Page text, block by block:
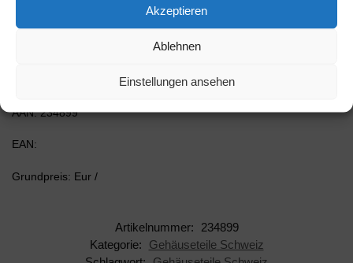
Akzeptieren
Ablehnen
Einstellungen ansehen
Rado 196.0457.3/160.0381.3 Glied schwarz/Gold
AAN: 234899
EAN:
Grundpreis: Eur /
Artikelnummer:
234899
Kategorie:
Gehäuseteile Schweiz